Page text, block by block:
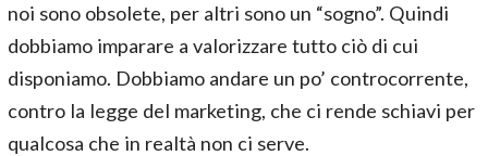
noi sono obsolete, per altri sono un “sogno”. Quindi
dobbiamo imparare a valorizzare tutto ciò di cui
disponiamo. Dobbiamo andare un po’ controcorrente,
contro la legge del marketing, che ci rende schiavi per
qualcosa che in realtà non ci serve.